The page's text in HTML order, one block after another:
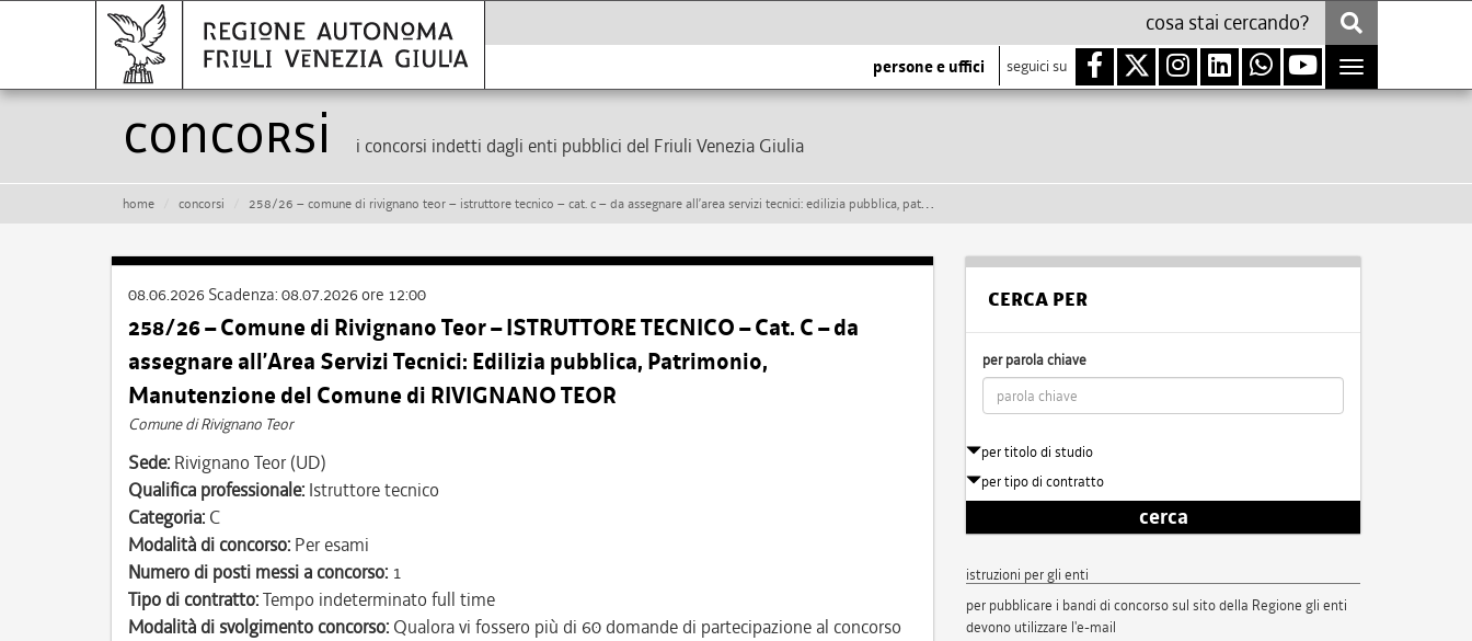
persone e uffici seguici su
Toggle
navigation
Concorsi i concorsi indetti dagli enti pubblici del Friuli Venezia Giulia
home concorsi 258/26 – comune di rivignano teor – istruttore tecnico – cat. c – da assegnare all’area servizi tecnici: edilizia pubblica, patrimonio, manutenzione del comune di rivignano teor
08.06.2026 Scadenza: 08.07.2026 ore 12:00
258/26 – Comune di Rivignano Teor – ISTRUTTORE TECNICO – Cat. C – da
assegnare all’Area Servizi Tecnici: Edilizia pubblica, Patrimonio,
Manutenzione del Comune di RIVIGNANO TEOR
Comune di Rivignano Teor
Sede: Rivignano Teor (UD)
Qualifica professionale: Istruttore tecnico
Categoria: C
Modalità di concorso: Per esami
Numero di posti messi a concorso: 1
Tipo di contratto:Tempo indeterminato full time
Modalità di svolgimento concorso: Qualora vi fossero più di 60 domande di partecipazione al concorso
CERCA PER
per parola chiave
per titolo di studio
per tipo di contratto
cerca
istruzioni per gli enti
per pubblicare i bandi di concorso sul sito della Regione gli enti
devono utilizzare l'e-mail